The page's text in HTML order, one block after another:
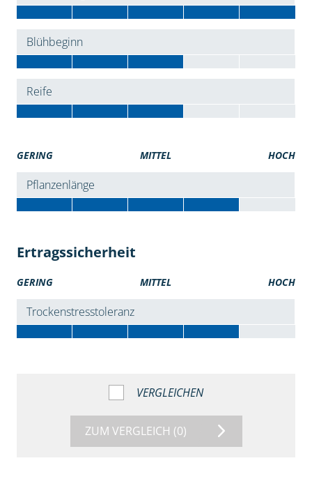
Blühbeginn
Reife
GERING MITTEL HOCH
Pflanzenlänge
Ertragssicherheit
GERING MITTEL HOCH
Trockenstresstoleranz
VERGLEICHEN
ZUM VERGLEICH (0)